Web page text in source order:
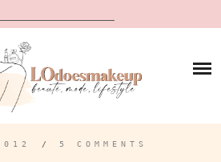
/ 5 COMMENTS